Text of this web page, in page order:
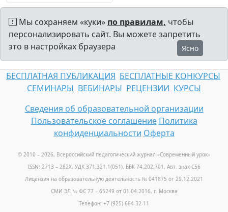
Мы сохраняем «куки» по правилам, чтобы
персонализировать сайт. Вы можете запретить
это в настройках браузера
Ясно
БЕСПЛАТНАЯ ПУБЛИКАЦИЯ БЕСПЛАТНЫЕ КОНКУРСЫ
СЕМИНАРЫ ВЕБИНАРЫ РЕЦЕНЗИИ КУРСЫ
Сведения об образовательной организации
Пользовательское соглашение Политика
конфиденциальности Оферта
© 2010 – 2026, Всероссийский педагогический журнал «Современный урок»
ISSN: 2713 – 282X, УДК 371.321.1(051), ББК 74.202.701, Авт. знак С56
Лицензия на образовательную деятельность № 041875 от 29.12.2021
СМИ ЭЛ № ФС 77 – 65249 от 01.04.2016, г. Москва
Телефон: +7 (925) 664-32-11